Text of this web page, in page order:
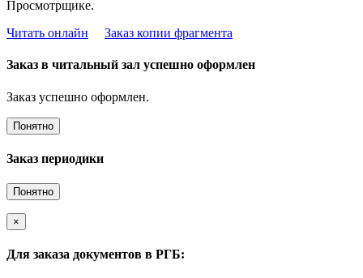
Просмотрщике.
Читать онлайн
Заказ копии фрагмента
Заказ в читальный зал успешно оформлен
Заказ успешно оформлен.
Понятно
Заказ периодики
Понятно
×
Для заказа документов в РГБ: